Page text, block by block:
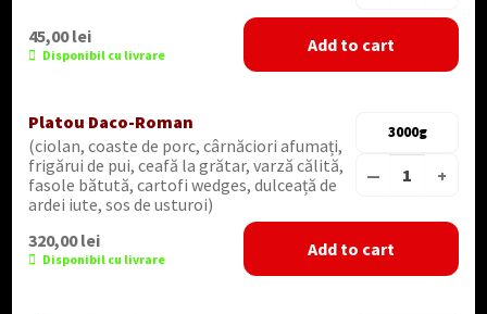
45,00lei
Disponibil cu livrare Add to cart
Platou Daco-Roman
(ciolan, coaste de porc, cârnăciori afumați,
frigărui de pui, ceafă la grătar, varză călită,
fasole bătută, cartofi wedges, dulceață de
ardei iute, sos de usturoi)
3000g
— +
320,00lei
Disponibil cu livrare Add to cart